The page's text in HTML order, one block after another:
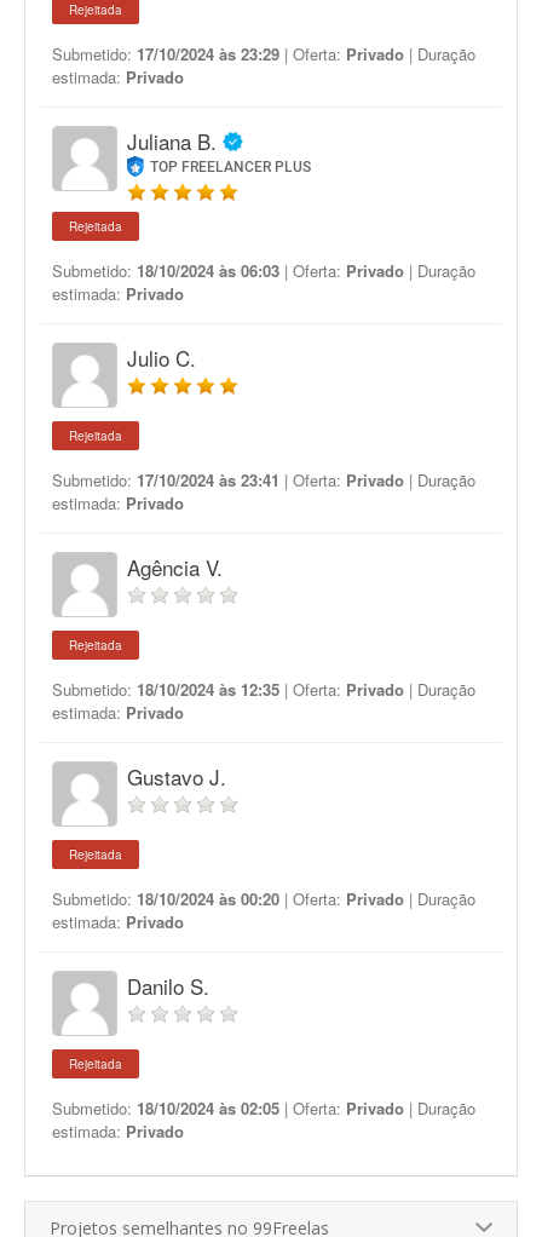
Rejeitada
Submetido: 17/10/2024 às 23:29 | Oferta: Privado | Duração
estimada: Privado
Juliana B.
TOP FREELANCER PLUS
Rejeitada
Submetido: 18/10/2024 às 06:03 | Oferta: Privado | Duração
estimada: Privado
Julio C.
Rejeitada
Submetido: 17/10/2024 às 23:41 | Oferta: Privado | Duração
estimada: Privado
Agência V.
Rejeitada
Submetido: 18/10/2024 às 12:35 | Oferta: Privado | Duração
estimada: Privado
Gustavo J.
Rejeitada
Submetido: 18/10/2024 às 00:20 | Oferta: Privado | Duração
estimada: Privado
Danilo S.
Rejeitada
Submetido: 18/10/2024 às 02:05 | Oferta: Privado | Duração
estimada: Privado
Projetos semelhantes no 99Freelas